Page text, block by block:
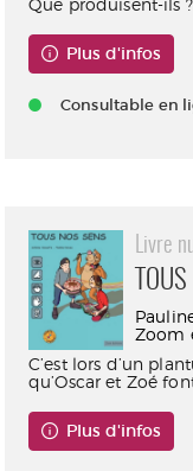
Que produisent-ils ?
Plus d'infos
Consultable en
Livre
Zoom
C’est lors d’un
qu’Oscar et Zoé
Plus d'infos